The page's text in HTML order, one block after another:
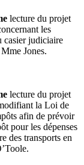
lecture du projet
les
casier judiciaire
Jones.
lecture du projet
la Loi de
afin de prévoir
pour les dépenses
des transports en